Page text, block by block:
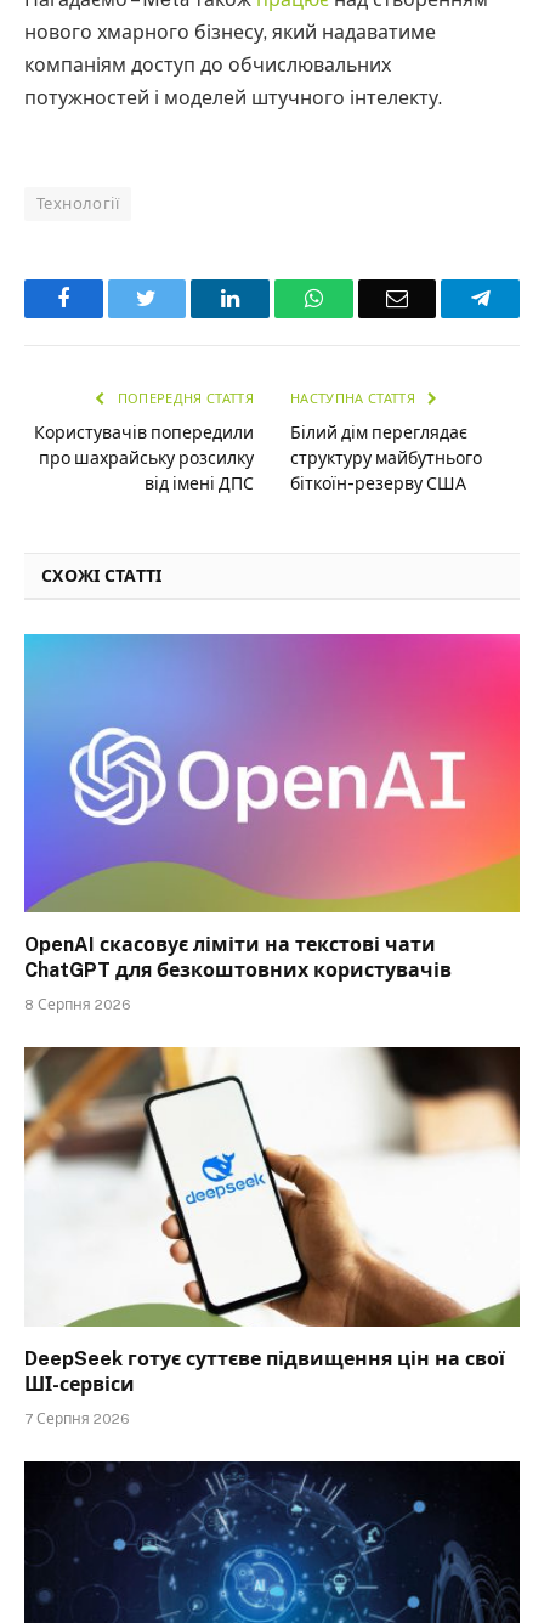
нового хмарного бізнесу, який надаватиме
компаніям доступ до обчислювальних
потужностей і моделей штучного інтелекту.
Технології
Facebook LinkedInWhatsAppEmail
ПОПЕРЕДНЯ СТАТТЯ
Користувачів попередили
про шахрайську розсилку
від імені ДПС
НАСТУПНА СТАТТЯ
Білий дім переглядає
структуру майбутнього
біткоїн-резерву США
СХОЖІ СТАТТІ
OpenAI скасовує ліміти на текстові чати
ChatGPT для безкоштовних користувачів
8 Серпня 2026
DeepSeek готує суттєве підвищення цін на свої
ШІ-сервіси
7 Серпня 2026